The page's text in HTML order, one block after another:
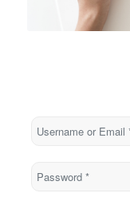
Username or
Password*